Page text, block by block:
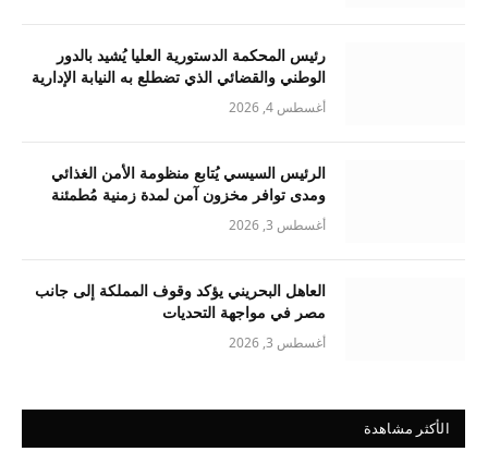
رئيس المحكمة الدستورية العليا يُشيد بالدور
الوطني والقضائي الذي تضطلع به النيابة الإدارية
أغسطس 4, 2026
الرئيس السيسي يُتابع منظومة الأمن الغذائي
ومدى توافر مخزون آمن لمدة زمنية مُطمئنة
أغسطس 3, 2026
العاهل البحريني يؤكد وقوف المملكة إلى جانب
مصر في مواجهة التحديات
أغسطس 3, 2026
الأكثر مشاهدة